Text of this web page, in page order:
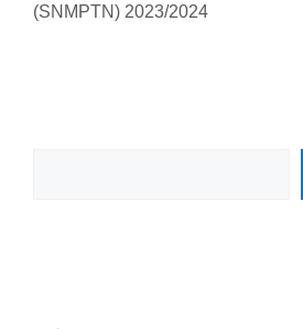
(SNMPTN) 2023/2024